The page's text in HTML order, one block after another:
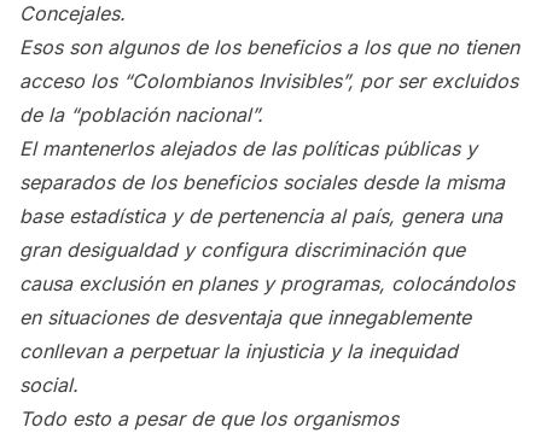
Concejales.
Esos son algunos de los beneficios a los que no tienen
acceso los “Colombianos Invisibles”, por ser excluidos
de la “población nacional”.
El mantenerlos alejados de las políticas públicas y
separados de los beneficios sociales desde la misma
base estadística y de pertenencia al país, genera una
gran desigualdad y configura discriminación que
causa exclusión en planes y programas, colocándolos
en situaciones de desventaja que innegablemente
conllevan a perpetuar la injusticia y la inequidad
social.
Todo esto a pesar de que los organismos